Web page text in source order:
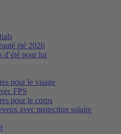
été 2026
d’été pour lui
pour le visage
FPS
pour le corps
avec protection solaire